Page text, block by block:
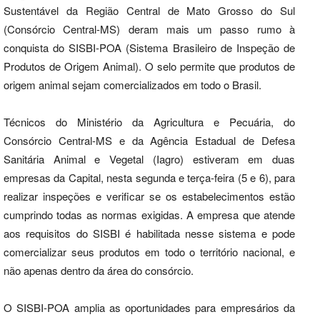
Sustentável da Região Central de Mato Grosso do Sul
(Consórcio Central-MS) deram mais um passo rumo à
conquista do SISBI-POA (Sistema Brasileiro de Inspeção de
Produtos de Origem Animal). O selo permite que produtos de
origem animal sejam comercializados em todo o Brasil.
Técnicos do Ministério da Agricultura e Pecuária, do
Consórcio Central-MS e da Agência Estadual de Defesa
Sanitária Animal e Vegetal (Iagro) estiveram em duas
empresas da Capital, nesta segunda e terça-feira (5 e 6), para
realizar inspeções e verificar se os estabelecimentos estão
cumprindo todas as normas exigidas. A empresa que atende
aos requisitos do SISBI é habilitada nesse sistema e pode
comercializar seus produtos em todo o território nacional, e
não apenas dentro da área do consórcio.
O SISBI-POA amplia as oportunidades para empresários da